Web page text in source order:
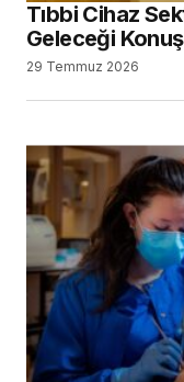
Tıbbi Cihaz
Geleceği
29 Temmuz 2026